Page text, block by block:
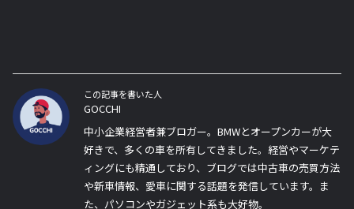
この記事を書いた人
GOCCHI
中小企業経営者兼ブロガー。BMWとオープンカーが大
好きで、多くの車を所有してきました。経営やマーケテ
ィングにも精通しており、ブログでは中古車の売買方法
や新車情報、愛車に関する話題を発信しています。ま
た、パソコンやガジェット系も大好物。